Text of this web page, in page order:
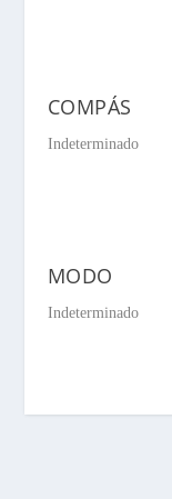
COMPÁS
Indeterminado
MODO
Indeterminado